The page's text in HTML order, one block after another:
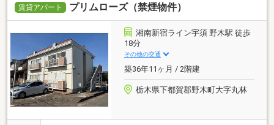
賃貸アパート プリムローズ（禁煙物件）
湘南新宿ライン宇須 野木駅 徒歩
18分
その他の交通
築36年11ヶ月 / 2階建
栃木県下都賀郡野木町大字丸林